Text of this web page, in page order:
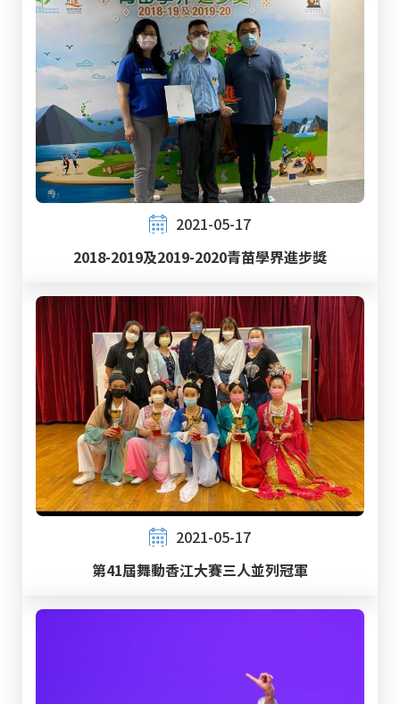
2021-05-17
2018-2019及2019-2020青苗學界進步獎
2021-05-17
第41屆舞動香江大賽三人並列冠軍